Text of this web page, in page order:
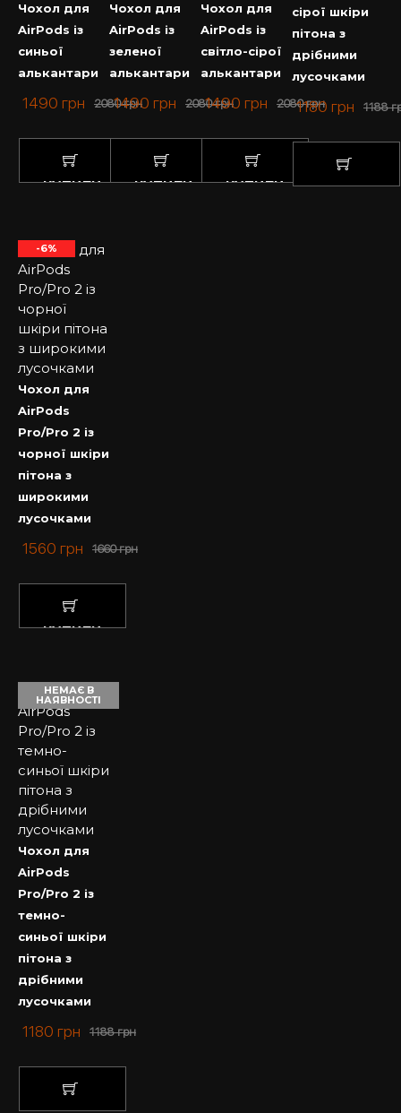
Чохол для
AirPods із
синьої
алькантари
2080грн
1490 грн
КУПИТИ
Чохол для
AirPods із
зеленої
алькантари
2080грн
1490 грн
КУПИТИ
Чохол для
AirPods із
світло-сірої
алькантари
2080грн
1490 грн
КУПИТИ
сірої шкіри
пітона з
дрібними
лусочками
1188
1180 грн
-6%
Чохол для
AirPods
Pro/Pro 2 із
чорної шкіри
пітона з
широкими
лусочками
1660грн
1560 грн
КУПИТИ
НЕМАЄ В
НАЯВНОСТІ
Чохол для
AirPods
Pro/Pro 2 із
темно-
синьої шкіри
пітона з
дрібними
лусочками
1188грн
1180 грн